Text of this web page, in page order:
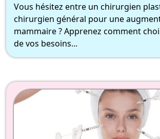
Vous hésitez entre un chirurgien
chirurgien général pour une
mammaire ? Apprenez comment
de vos besoins...